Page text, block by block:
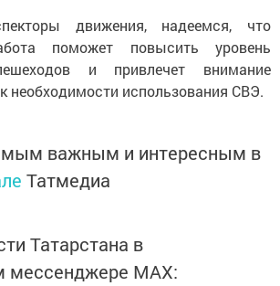
движения, надеемся, что
поможет повысить уровень
и привлечет внимание
необходимости использования СВЭ.
важным и интересным в
Татмедиа
Татарстана в
мессенджере MАХ: